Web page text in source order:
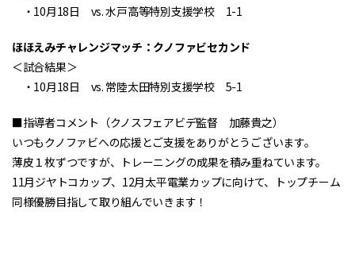
・10月18日 vs. 水戸高等特別支援学校 1-1
ほほえみチャレンジマッチ：クノファビセカンド
＜試合結果＞
・10月18日 vs. 常陸太田特別支援学校 5-1
■指導者コメント（クノスフェアビデ監督 加藤貴之）
いつもクノファビへの応援とご支援をありがとうございます。
薄皮１枚ずつですが、トレーニングの成果を積み重ねています。
11月ジヤトコカップ、12月太平電業カップに向けて、トップチーム
同様優勝目指して取り組んでいきます！